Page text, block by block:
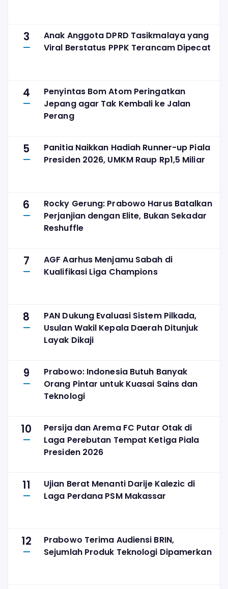
3
Anak Anggota DPRD Tasikmalaya yang
Viral Berstatus PPPK Terancam Dipecat
4
Penyintas Bom Atom Peringatkan
Jepang agar Tak Kembali ke Jalan
Perang
5
Panitia Naikkan Hadiah Runner-up Piala
Presiden 2026, UMKM Raup Rp1,5 Miliar
6
Rocky Gerung: Prabowo Harus Batalkan
Perjanjian dengan Elite, Bukan Sekadar
Reshuffle
7
AGF Aarhus Menjamu Sabah di
Kualifikasi Liga Champions
8
PAN Dukung Evaluasi Sistem Pilkada,
Usulan Wakil Kepala Daerah Ditunjuk
Layak Dikaji
9
Prabowo: Indonesia Butuh Banyak
Orang Pintar untuk Kuasai Sains dan
Teknologi
10
Persija dan Arema FC Putar Otak di
Laga Perebutan Tempat Ketiga Piala
Presiden 2026
11
Ujian Berat Menanti Darije Kalezic di
Laga Perdana PSM Makassar
12
Prabowo Terima Audiensi BRIN,
Sejumlah Produk Teknologi Dipamerkan